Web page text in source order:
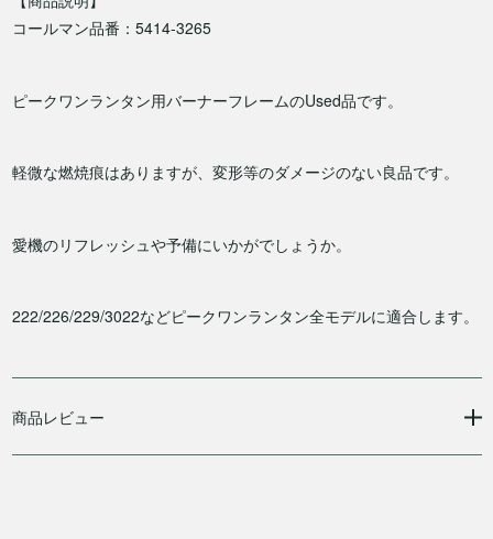
コールマン品番：5414-3265
ピークワンランタン用バーナーフレームのUsed品です。
軽微な燃焼痕はありますが、変形等のダメージのない良品です。
愛機のリフレッシュや予備にいかがでしょうか。
222/226/229/3022などピークワンランタン全モデルに適合します。
商品レビュー